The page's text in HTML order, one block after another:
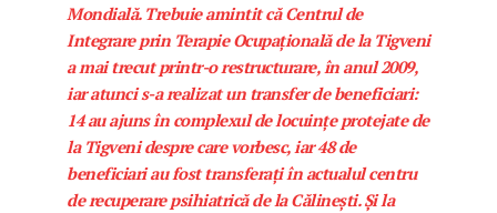
Mondială. Trebuie amintit că Centrul de
Integrare prin Terapie Ocupațională de la Tigveni
a mai trecut printr-o restructurare, în anul 2009,
iar atunci s-a realizat un transfer de beneficiari:
14 au ajuns în complexul de locuințe protejate de
la Tigveni despre care vorbesc, iar 48 de
beneficiari au fost transferați în actualul centru
de recuperare psihiatrică de la Călinești. Și la